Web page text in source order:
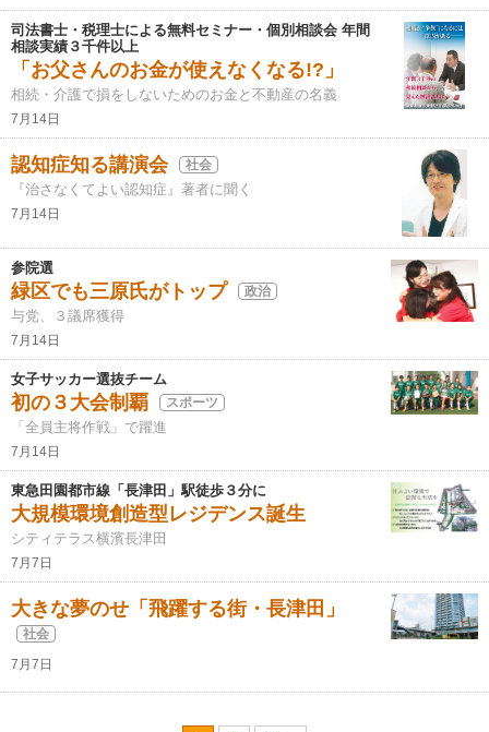
司法書士・税理士による無料セミナー・個別相談会 年間
相談実績３千件以上
「お父さんのお金が使えなくなる!?」
相続・介護で損をしないためのお金と不動産の名義
7月14日
認知症知る講演会 社会
『治さなくてよい認知症』著者に聞く
7月14日
参院選
緑区でも三原氏がトップ 政治
与党、３議席獲得
7月14日
女子サッカー選抜チーム
初の３大会制覇 スポーツ
「全員主将作戦」で躍進
7月14日
東急田園都市線「長津田」駅徒歩３分に
大規模環境創造型レジデンス誕生
シティテラス横濱長津田
7月7日
大きな夢のせ「飛躍する街・長津田」
社会
7月7日